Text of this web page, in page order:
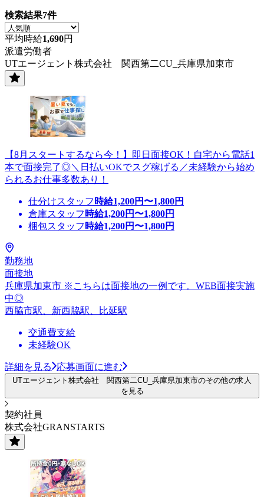
検索結果7件
平均時給1,690円
派遣労働者
UTエージェント株式会社 関西第二CU_兵庫県加東市
【8月スタートするなら今！】即日面接OK！自宅から電話1
本で面接完了◎＼日払いOKでスグ稼げる／未経験から始め
られるお仕事多数あり！
仕分けスタッフ 時給1,200円〜1,800円
倉庫スタッフ 時給1,200円〜1,800円
梱包スタッフ 時給1,200円〜1,800円
勤務地
面接地
兵庫県加東市 ※こちらは面接地の一例です。WEB面接実施
中◎
西脇市駅、新西脇駅、比延駅
交通費支給
未経験OK
詳細を見る 応募画面に進む
UTエージェント株式会社 関西第二CU_兵庫県加東市のその他の求人
を見る
契約社員
株式会社GRANSTARTS